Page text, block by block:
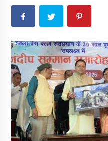
Thought Of
May 17,
Thought Of
May 16,
Thought Of
May 14,